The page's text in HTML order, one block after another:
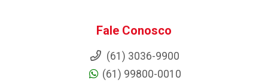
Fale Conosco
(61) 3036-9900
(61) 99800-0010